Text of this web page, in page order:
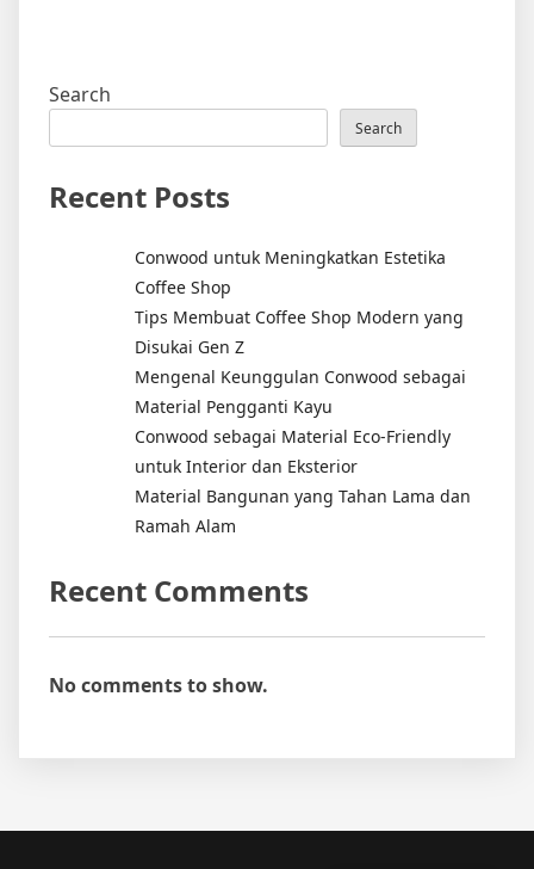
Search
Search
Recent Posts
Conwood untuk Meningkatkan Estetika
Coffee Shop
Tips Membuat Coffee Shop Modern yang
Disukai Gen Z
Mengenal Keunggulan Conwood sebagai
Material Pengganti Kayu
Conwood sebagai Material Eco-Friendly
untuk Interior dan Eksterior
Material Bangunan yang Tahan Lama dan
Ramah Alam
Recent Comments
No comments to show.